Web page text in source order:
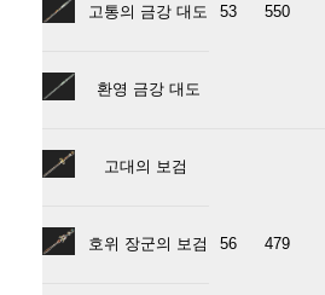
53 550
고통의 금강 대도
환영 금강 대도
고대의 보검
56 479
호위 장군의 보검